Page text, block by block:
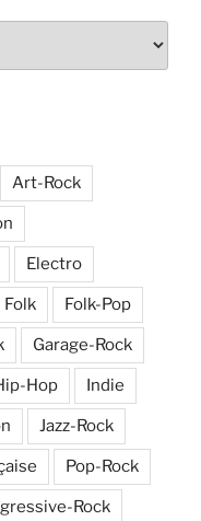
Art-Rock
Electro
Folk Folk-Pop
Garage-Rock
Hop Indie
Jazz-Rock
Pop-Rock
Rock